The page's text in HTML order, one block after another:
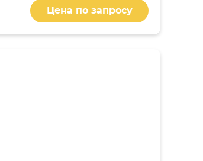
Цена по запросу